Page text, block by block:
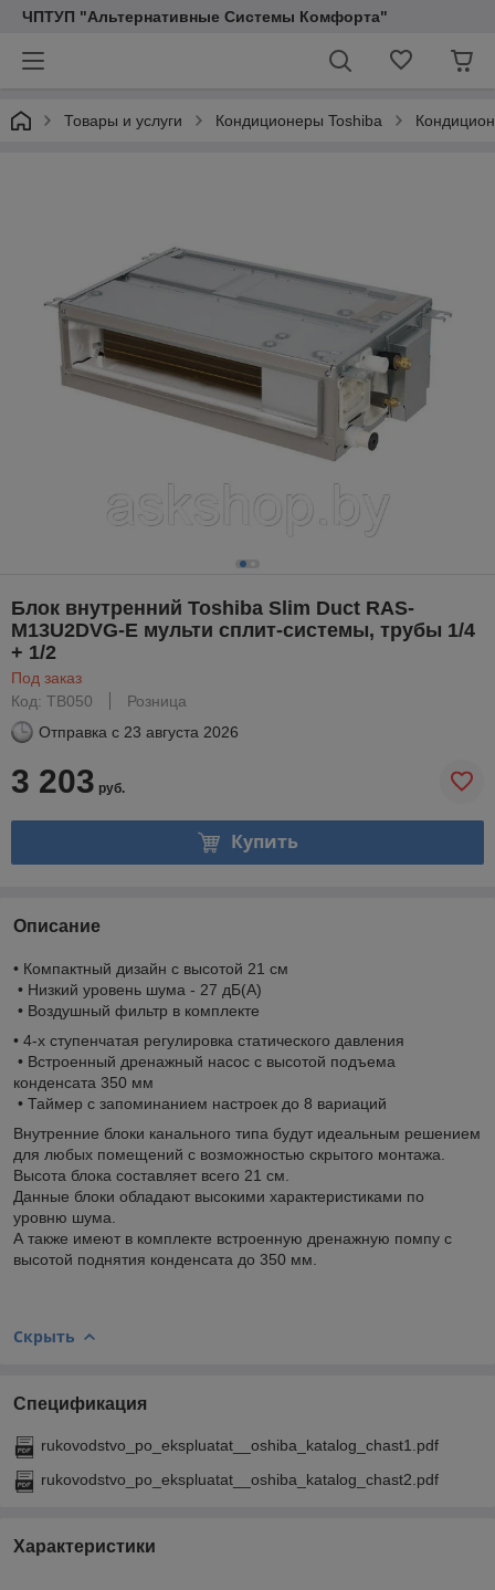
ЧПТУП "Альтернативные Системы Комфорта"
Товары и услуги Кондиционеры Toshiba
Блок внутренний Toshiba Slim Duct RAS-
M13U2DVG-E мульти сплит-системы, трубы 1/4
+ 1/2
Под заказ
Код: TB050
Розница
Отправка с 23 августа 2026
3 203 руб.
Купить
Описание
• Компактный дизайн с высотой 21 см
• Низкий уровень шума - 27 дБ(А)
• Воздушный фильтр в комплекте
• 4-х ступенчатая регулировка статического давления
• Встроенный дренажный насос с высотой подъема
конденсата 350 мм
• Таймер с запоминанием настроек до 8 вариаций
Внутренние блоки канального типа будут идеальным решением
для любых помещений с возможностью скрытого монтажа.
Высота блока составляет всего 21 см.
Данные блоки обладают высокими характеристиками по
уровню шума.
А также имеют в комплекте встроенную дренажную помпу с
высотой поднятия конденсата до 350 мм.
Скрыть
Спецификация
rukovodstvo_po_ekspluatat__oshiba_katalog_chast1.pdf
rukovodstvo_po_ekspluatat__oshiba_katalog_chast2.pdf
Характеристики